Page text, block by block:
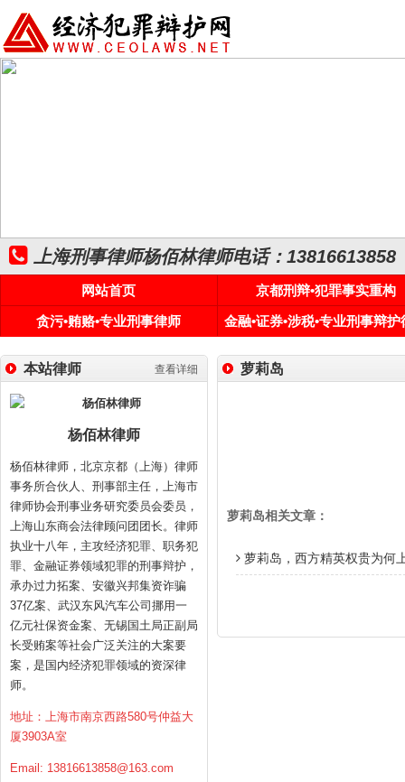
上海刑事律师杨佰林律师电话：13816613858
网站首页
京都刑辩•犯罪事实重构
贪污•贿赂•专业刑事律师
金融•证券•涉税•专业刑事辩护
查看详细
本站律师
杨佰林律师
杨佰林律师，北京京都（上海）律师
事务所合伙人、刑事部主任，上海市
律师协会刑事业务研究委员会委员，
上海山东商会法律顾问团团长。律师
执业十八年，主攻经济犯罪、职务犯
罪、金融证券领域犯罪的刑事辩护，
承办过力拓案、安徽兴邦集资诈骗
37亿案、武汉东风汽车公司挪用一
亿元社保资金案、无锡国土局正副局
长受贿案等社会广泛关注的大案要
案，是国内经济犯罪领域的资深律
师。
地址：上海市南京西路580号仲益大
厦3903A室
Email: 13816613858@163.com
萝莉岛
萝莉岛相关文章：
萝莉岛，西方精英权贵为何